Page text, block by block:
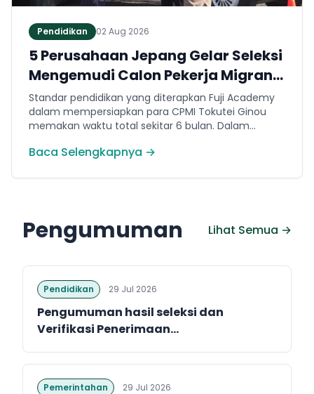
Pendidikan 02 Aug 2026
5 Perusahaan Jepang Gelar Seleksi
Mengemudi Calon Pekerja Migran
Jembrana
Standar pendidikan yang diterapkan Fuji Academy
dalam mempersiapkan para CPMI Tokutei Ginou
memakan waktu total sekitar 6 bulan. Dalam
menguasai sejumlah kompetensi. Seperti
(internal Fuji Academy). Sertifikasi resmi bahasa
Jepang.
Baca Selengkapnya →
Pengumuman Lihat Semua →
Pendidikan 29 Jul 2026
Pengumuman hasil seleksi dan
Verifikasi Penerimaan...
Pemerintahan 29 Jul 2026